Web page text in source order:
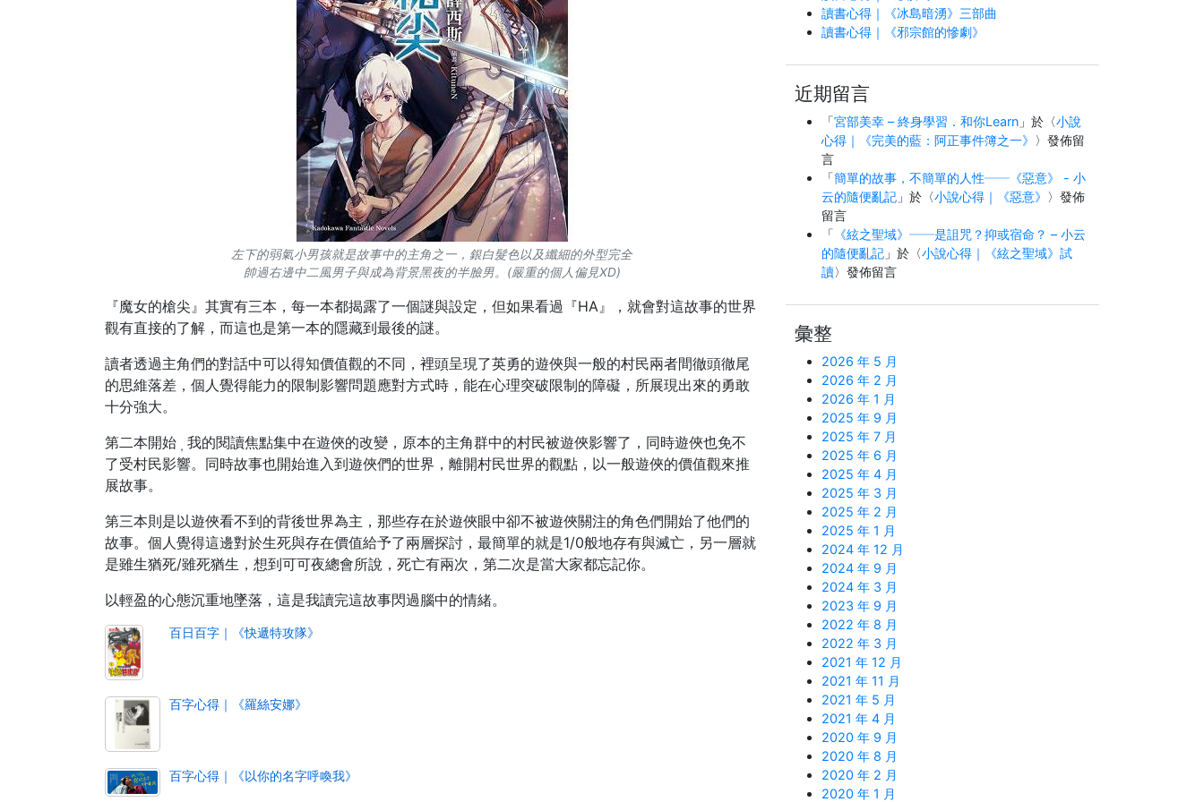
左下的弱氣小男孩就是故事中的主角之一，銀白髮色以及纖細的外型完全
帥過右邊中二風男子與成為背景黑夜的半臉男。(嚴重的個人偏見XD)
『魔女的槍尖』其實有三本，每一本都揭露了一個謎與設定，但如果看過『HA』，就會對這故事的世界
觀有直接的了解，而這也是第一本的隱藏到最後的謎。
讀者透過主角們的對話中可以得知價值觀的不同，裡頭呈現了英勇的遊俠與一般的村民兩者間徹頭徹尾
的思維落差，個人覺得能力的限制影響問題應對方式時，能在心理突破限制的障礙，所展現出來的勇敢
十分強大。
第二本開始 ， 我的閱讀焦點集中在遊俠的改變，原本的主角群中的村民被遊俠影響了，同時遊俠也免不
了受村民影響。同時故事也開始進入到遊俠們的世界，離開村民世界的觀點，以一般遊俠的價值觀來推
展故事。
第三本則是以遊俠看不到的背後世界為主，那些存在於遊俠眼中卻不被遊俠關注的角色們開始了他們的
故事。個人覺得這邊對於生死與存在價值給予了兩層探討，最簡單的就是1/0般地存有與滅亡，另一層就
是雖生猶死/雖死猶生，想到可可夜總會所說，死亡有兩次，第二次是當大家都忘記你。
以輕盈的心態沉重地墜落，這是我讀完這故事閃過腦中的情緒。
百日百字｜《快遞特攻隊》
百字心得｜《羅絲安娜》
百字心得｜《以你的名字呼喚我》
讀書心得｜《冰島暗湧》三部曲
讀書心得｜《邪宗館的慘劇》
近期留言
「宮部美幸 – 終身學習．和你Learn 」於〈小說
心得｜《完美的藍：阿正事件簿之一》 〉發佈留
言
「簡單的故事，不簡單的人性──《惡意》 - 小
云的隨便亂記 」於〈小說心得｜《惡意》 〉發佈
留言
「 《絃之聖域》──是詛咒？抑或宿命？ – 小云
的隨便亂記 」於〈小說心得｜《絃之聖域》試
讀〉發佈留言
彙整
2026 年 5 月
2026 年 2 月
2026 年 1 月
2025 年 9 月
2025 年 7 月
2025 年 6 月
2025 年 4 月
2025 年 3 月
2025 年 2 月
2025 年 1 月
2024 年 12 月
2024 年 9 月
2024 年 3 月
2023 年 9 月
2022 年 8 月
2022 年 3 月
2021 年 12 月
2021 年 11 月
2021 年 5 月
2021 年 4 月
2020 年 9 月
2020 年 8 月
2020 年 2 月
2020 年 1 月